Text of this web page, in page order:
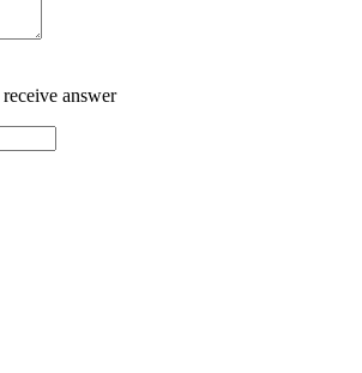
answer